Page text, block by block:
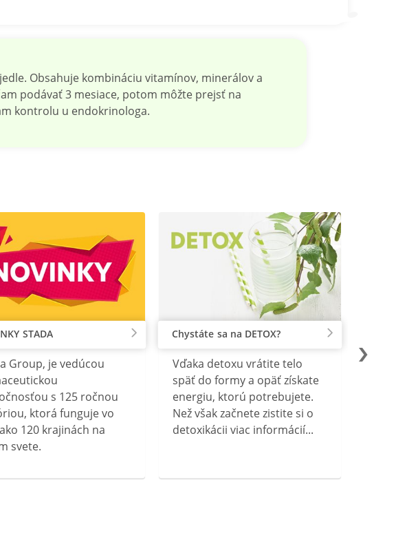
Obsahuje kombináciu vitamínov, minerálov a
podávať 3 mesiace, potom môžte prejsť na
kontrolu u endokrinologa.
STADA
Group, je vedúcou
s 125 ročnou
ktorá funguje vo
120 krajinách na
svete.
Chystáte sa na DETOX?
Vďaka detoxu vrátite telo
späť do formy a opäť získate
energiu, ktorú potrebujete.
Než však začnete zistite si o
detoxikácii viac informácií...